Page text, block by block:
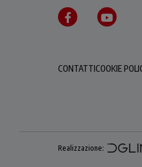
CONTATTICOOKIE
Realizzazione: